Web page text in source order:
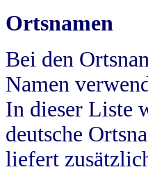
Ortsnamen
Bei den
Namen
In dieser Liste
deutsche
liefert